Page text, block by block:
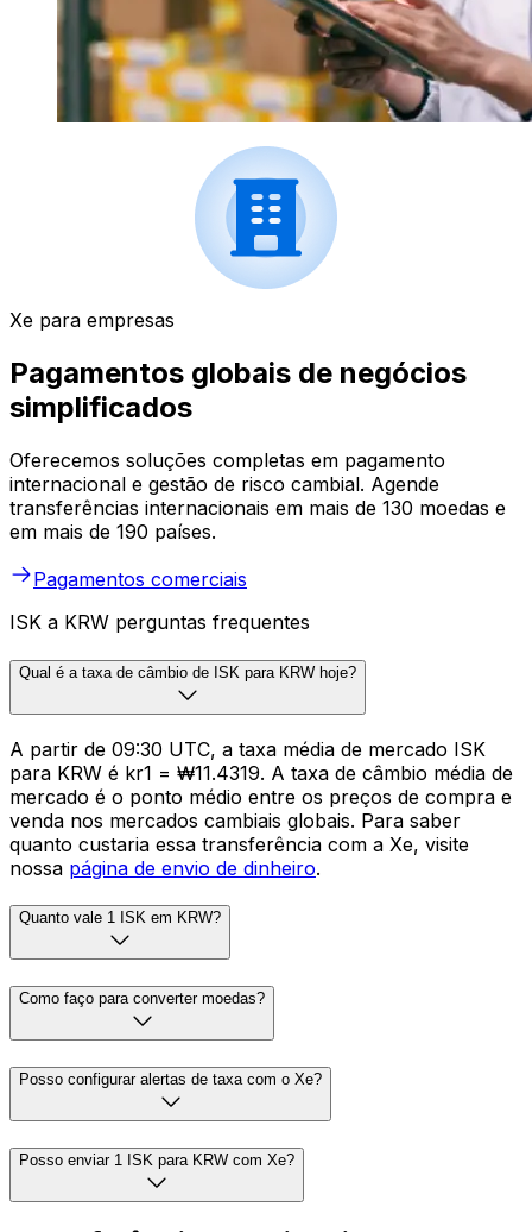
Xe para empresas
Pagamentos globais de negócios
simplificados
Oferecemos soluções completas em pagamento
internacional e gestão de risco cambial. Agende
transferências internacionais em mais de 130 moedas e
em mais de 190 países.
Pagamentos comerciais
ISK a KRW perguntas frequentes
Qual é a taxa de câmbio de ISK para KRW hoje?
A partir de 09:30 UTC, a taxa média de mercado ISK
para KRW é kr1 = ₩11.4319. A taxa de câmbio média de
mercado é o ponto médio entre os preços de compra e
venda nos mercados cambiais globais. Para saber
quanto custaria essa transferência com a Xe, visite
nossa página de envio de dinheiro.
Quanto vale 1 ISK em KRW?
Como faço para converter moedas?
Posso configurar alertas de taxa com o Xe?
Posso enviar 1 ISK para KRW com Xe?